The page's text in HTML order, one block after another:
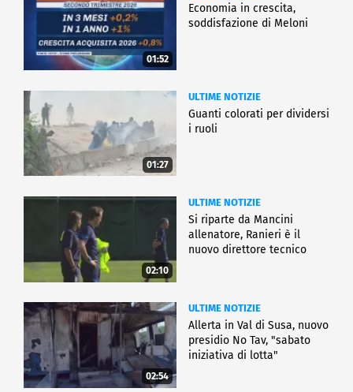
01:52
Economia in crescita,
soddisfazione di Meloni
01:27
ULTIME NOTIZIE
Guanti colorati per dividersi
i ruoli
02:10
ULTIME NOTIZIE
Si riparte da Mancini
allenatore, Ranieri è il
nuovo direttore tecnico
02:54
ULTIME NOTIZIE
Allerta in Val di Susa, nuovo
presidio No Tav, "sabato
iniziativa di lotta"